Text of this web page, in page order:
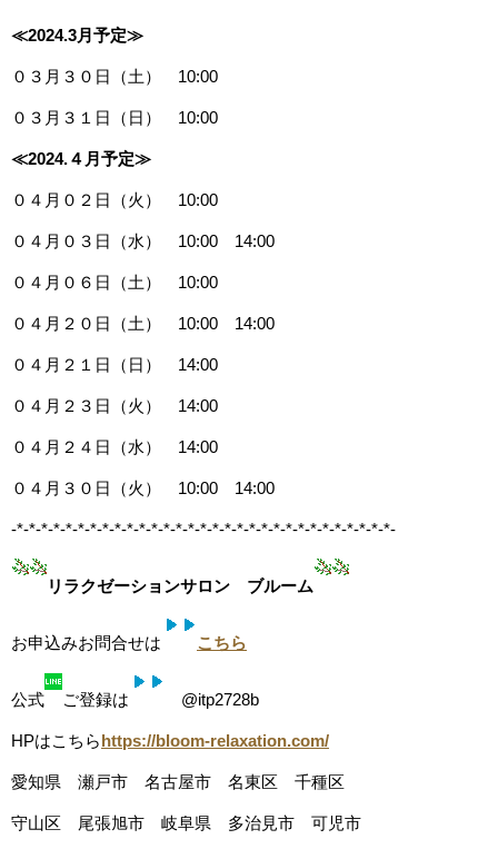
≪2024.3月予定≫
０３月３０日（土） 10:00
０３月３１日（日） 10:00
≪2024.４月予定≫
０４月０２日（火） 10:00
０４月０３日（水） 10:00 14:00
０４月０６日（土） 10:00
０４月２０日（土） 10:00 14:00
０４月２１日（日） 14:00
０４月２３日（火） 14:00
０４月２４日（水） 14:00
０４月３０日（火） 10:00 14:00
-*-*-*-*-*-*-*-*-*-*-*-*-*-*-*-*-*-*-*-*-*-*-*-*-*-*-*-*-*-*-*-
リラクゼーションサロン ブルーム
お申込みお問合せは こちら
公式 ご登録は @itp2728b
HPはこちらhttps://bloom-relaxation.com/
愛知県 瀬戸市 名古屋市 名東区 千種区
守山区 尾張旭市 岐阜県 多治見市 可児市